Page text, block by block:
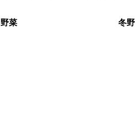
※日持ちは目安です。
野菜 冬